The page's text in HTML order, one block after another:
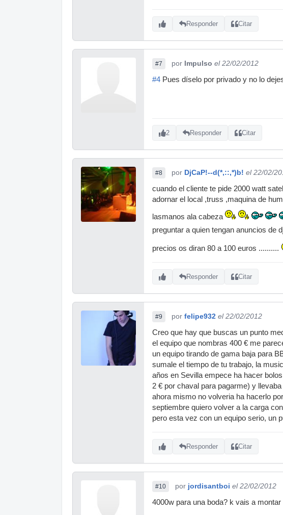
Responder Citar
#7 por Impulso el 22/02/2012
#4 Pues díselo por privado y no lo
2 Responder Citar
#8 por DjCaP!--d(*,::,*)b! el 22/02/
cuando el cliente te pide 2000 watt
adornar el local ,truss ,maquina de
lasmanos ala cabeza
preguntar a quien tengan anuncios de
precios os diran 80 a 100 euros ..........
Responder Citar
#9 por felipe932 el 22/02/2012
Creo que hay que buscas un punto
el equipo que nombras 400 € me
un equipo tirando de gama baja para
sumale el tiempo de tu trabajo, la
años en Sevilla empece ha hacer
2 € por chaval para pagarme) y
ahora mismo no volveria ha hacerlo
septiembre quiero volver a la carga
pero esta vez con un equipo serio, un
Responder Citar
#10 por jordisantboi el 22/02/2012
4000w para una boda? k vais a